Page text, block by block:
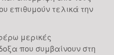
επιθυμούν τελικά την
μερικές
που συμβαίνουν στη